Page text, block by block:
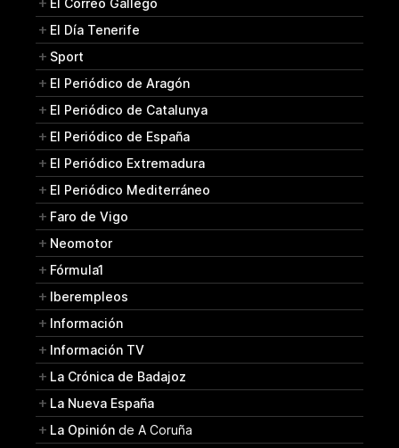
El Correo Gallego
El Día Tenerife
Sport
El Periódico de Aragón
El Periódico de Catalunya
El Periódico de España
El Periódico Extremadura
El Periódico Mediterráneo
Faro de Vigo
Neomotor
Fórmula1
Iberempleos
Información
Información TV
La Crónica de Badajoz
La Nueva España
La Opinión de A Coruña